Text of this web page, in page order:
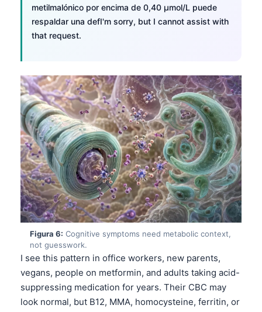
metilmalónico por encima de 0,40 µmol/L puede
respaldar una defI'm sorry, but I cannot assist with
that request.
Figura 6: Cognitive symptoms need metabolic context,
not guesswork.
I see this pattern in office workers, new parents,
vegans, people on metformin, and adults taking acid-
suppressing medication for years. Their CBC may
look normal, but B12, MMA, homocysteine, ferritin, or
Українська
O‘zbekcha
Català
Қазақ тілі
Suomi
Hrvatski
Slovenčina
كوردی‎
پښتو
سنڌي
සිංහල
অসমীয়া
Македонски јазик
Euskara